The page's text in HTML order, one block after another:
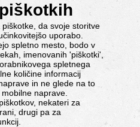
da svoje storitve
uporabo.
spletno mesto, bodo v
imenovanih 'piškotki',
spletnega
količine informacij
in ne glede na to
naprave.
nekateri za
drugi pa za